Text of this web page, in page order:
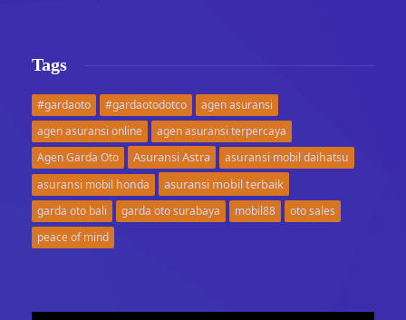
Tags
#gardaoto #gardaotodotco
agen asuransi
agen asuransi online
agen asuransi terpercaya
Agen Garda Oto
Asuransi Astra
asuransi mobil daihatsu
asuransi mobil honda
asuransi mobil terbaik
garda oto bali garda oto surabaya mobil88
oto sales
peace of mind